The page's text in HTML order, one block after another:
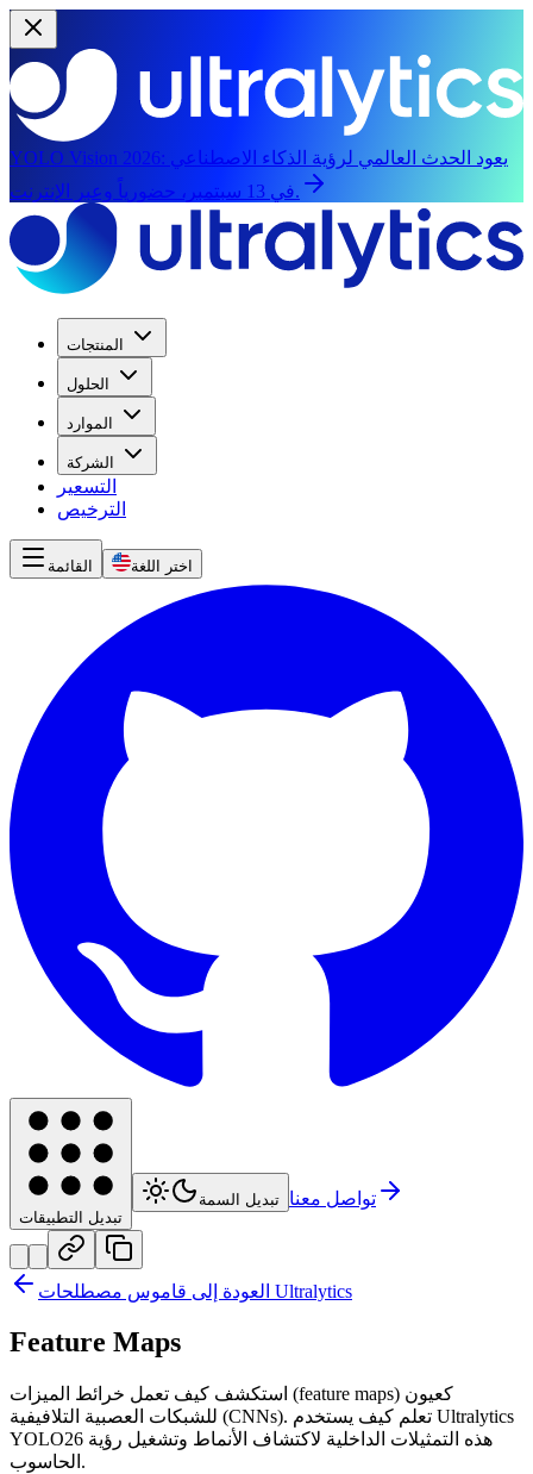
YOLO Vision 2026: يعود الحدث العالمي لرؤية الذكاء الاصطناعي
في 13 سبتمبر، حضورياً وعبر الإنترنت.
المنتجات
الحلول
الموارد
الشركة
التسعير
الترخيص
القائمة اختر اللغة
تبديل التطبيقات
تبديل السمة تواصل معنا
العودة إلى قاموس مصطلحات Ultralytics
Feature Maps
استكشف كيف تعمل خرائط الميزات (feature maps) كعيون
للشبكات العصبية التلافيفية (CNNs). تعلم كيف يستخدم Ultralytics
YOLO26 هذه التمثيلات الداخلية لاكتشاف الأنماط وتشغيل رؤية
الحاسوب.